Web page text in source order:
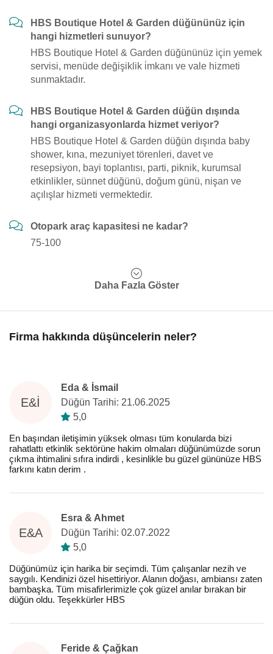
HBS Boutique Hotel & Garden düğününüz için
hangi hizmetleri sunuyor?
HBS Boutique Hotel & Garden düğününüz için yemek
servisi, menüde değişiklik i̇mkanı ve vale hizmeti
sunmaktadır.
HBS Boutique Hotel & Garden düğün dışında
hangi organizasyonlarda hizmet veriyor?
HBS Boutique Hotel & Garden düğün dışında baby
shower, kına, mezuniyet törenleri, davet ve
resepsiyon, bayi toplantısı, parti, piknik, kurumsal
etkinlikler, sünnet düğünü, doğum günü, nişan ve
açılışlar hizmeti vermektedir.
Otopark araç kapasitesi ne kadar?
75-100
Daha Fazla Göster
Firma hakkında düşüncelerin neler?
E&İ
Eda & İsmail
Düğün Tarihi: 21.06.2025
5,0
En başından iletişimin yüksek olması tüm konularda bizi
rahatlattı etkinlik sektörüne hakim olmaları düğünümüzde sorun
çıkma ihtimalini sıfıra indirdi , kesinlikle bu güzel gününüze HBS
farkını katın derim .
E&A
Esra & Ahmet
Düğün Tarihi: 02.07.2022
5,0
Düğünümüz için harika bir seçimdi. Tüm çalışanlar nezih ve
saygılı. Kendinizi özel hisettiriyor. Alanın doğası, ambiansı zaten
bambaşka. Tüm misafirlerimizle çok güzel anılar bırakan bir
düğün oldu. Teşekkürler HBS
Feride & Çağkan